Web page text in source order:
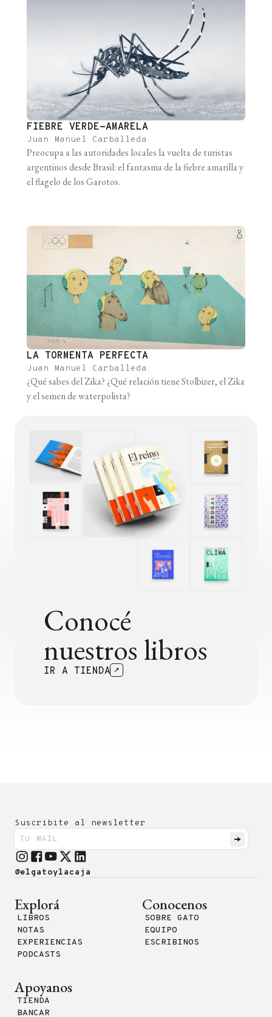
FIEBRE VERDE-AMARELA
Juan Manuel Carballeda
Preocupa a las autoridades locales la vuelta de turistas
argentinos desde Brasil: el fantasma de la fiebre amarilla y
el flagelo de los Garotos.
LA TORMENTA PERFECTA
Juan Manuel Carballeda
¿Qué sabes del Zika? ¿Qué relación tiene Stolbizer, el Zika
y el semen de waterpolista?
Conocé
nuestros libros
IR A TIENDA
Suscribite al newsletter
@elgatoylacaja
Explorá
LIBROS
NOTAS
EXPERIENCIAS
PODCASTS
Conocenos
SOBRE GATO
EQUIPO
ESCRIBINOS
Apoyanos
TIENDA
BANCAR